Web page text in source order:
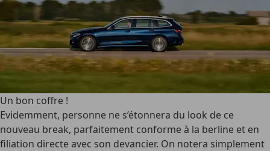
Un bon coffre !
Evidemment, personne ne s’étonnera du look de ce
nouveau break, parfaitement conforme à la berline et en
filiation directe avec son devancier. On notera simplement